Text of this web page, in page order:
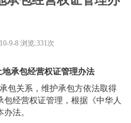
9-8 浏览:331次
承包经营权证管理办法
包关系，维护承包方依法取得
经营权证管理，根据《中华人
法。